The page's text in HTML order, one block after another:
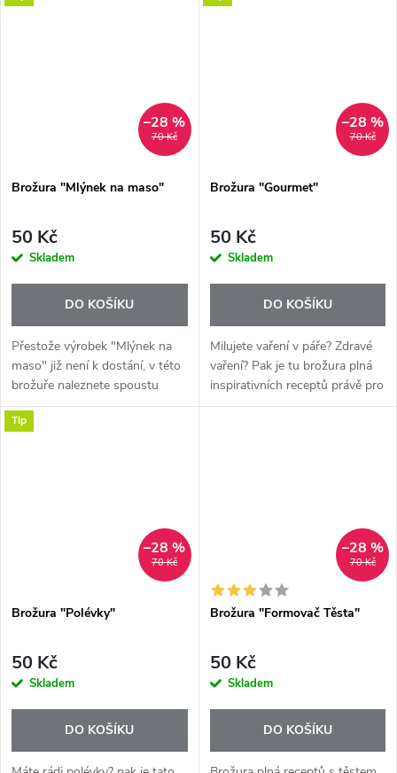
70 Kč
–28 %
Brožura "Mlýnek na maso"
50 Kč
Skladem
DO KOŠÍKU
Přestože výrobek "Mlýnek na
maso" již není k dostání, v této
brožuře naleznete spoustu
krásných receptů na masové i
zeleninové směsi a všeho
70 Kč
–28 %
Brožura "Gourmet"
50 Kč
Skladem
DO KOŠÍKU
Milujete vaření v páře? Zdravé
vaření? Pak je tu brožura plná
inspirativních receptů právě pro
vás.
Tip
70 Kč
–28 %
Brožura "Polévky"
50 Kč
Skladem
DO KOŠÍKU
70 Kč
–28 %
Brožura "Formovač Těsta"
50 Kč
Skladem
DO KOŠÍKU